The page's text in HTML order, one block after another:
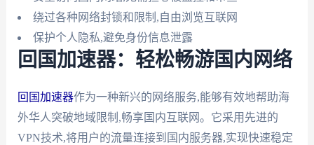
绕过各种网络封锁和限制,自由浏览互联网
保护个人隐私,避免身份信息泄露
回国加速器：轻松畅游国内网络
回国加速器作为一种新兴的网络服务,能够有效地帮助海
外华人突破地域限制,畅享国内互联网。它采用先进的
VPN技术,将用户的流量连接到国内服务器,实现快速稳定